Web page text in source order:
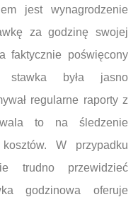
jest wynagrodzenie
za godzinę swojej
faktycznie poświęcony
była jasno
regularne raporty z
to na śledzenie
W przypadku
trudno przewidzieć
godzinowa oferuje